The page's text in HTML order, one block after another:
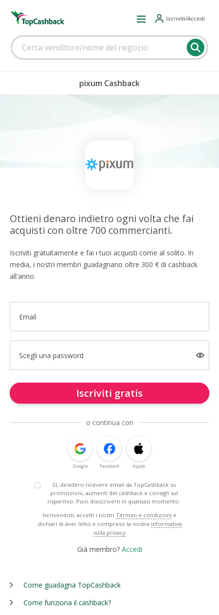
Iscriviti/Accedi
pixum Cashback
Ottieni denaro indietro ogni volta che fai
acquisti con oltre 700 commercianti.
Iscriviti gratuitamente e fai i tuoi acquisti come al solito. In
media, i nostri membri guadagnano oltre 300 € di cashback
all'anno.
Email
Scegli una password
Iscriviti gratis
o continua con
Google Facebook Apple
Sì, desidero ricevere email da TopCashback su
promozioni, aumenti del cashback e consigli sul
risparmio. Puoi disiscriverti in qualsiasi momento.
Iscrivendoti, accetti i nostri Termini e condizioni e
dichiari di aver letto e compreso la nostra informativa
sulla privacy
Già membro? Accedi
Come guadagna TopCashback
Come funziona il cashback?